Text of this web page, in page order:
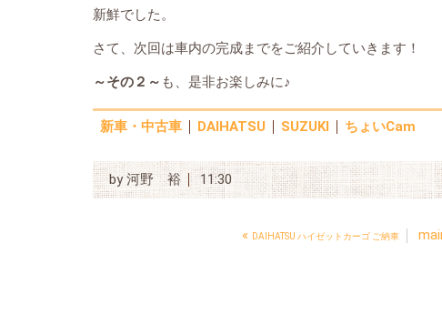
新鮮でした。
さて、次回は車内の完成までをご紹介していきます！
～その２～ も、是非お楽しみに♪
新車・中古車 DAIHATSU SUZUKI ちょいCam
by河野 裕 11:30
« DAIHATSU ハイゼットカーゴ ご納車